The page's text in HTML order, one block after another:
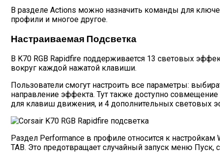
В разделе Actions можно назначить команды для
профили и многое другое.
Настраиваемая Подсветка
В K70 RGB Rapidfire поддерживается 13 световых
вокруг каждой нажатой клавиши.
Пользователи смогут настроить все параметры:
направление эффекта. Тут также доступно
для клавиш движения, и 4 дополнительных световых
Раздел Performance в профиле относится к
TAB. Это предотвращает случайный запуск меню